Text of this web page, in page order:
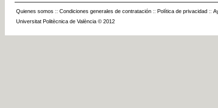
Quienes somos :: Condiciones generales de contratación :: Política de privacidad ::
Universitat Politècnica de València © 2012